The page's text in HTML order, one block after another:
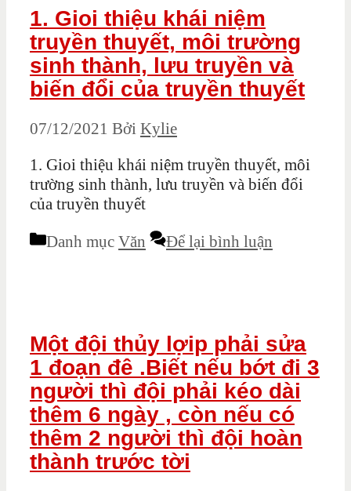
1. Gioi thiệu khái niệm
truyền thuyết, môi trường
sinh thành, lưu truyền và
biến đổi của truyền thuyết
07/12/2021 Bởi Kylie
1. Gioi thiệu khái niệm truyền thuyết, môi
trường sinh thành, lưu truyền và biến đổi
của truyền thuyết
Danh mục Văn Để lại bình luận
Một đội thủy lợip phải sửa
1 đoạn đê .Biết nếu bớt đi 3
người thì đội phải kéo dài
thêm 6 ngày , còn nếu có
thêm 2 người thì đội hoàn
thành trước tời